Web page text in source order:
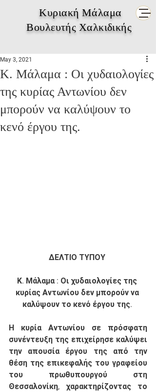
Κυριακή Μάλαμα
Βουλευτής Χαλκιδικής
Κ. Μάλαμα : Οι χυδαιολογίες
της κυρίας Αντωνίου δεν
μπορούν να καλύψουν το
κενό έργου της.
May 3, 2021
ΔΕΛΤΙΟ ΤΥΠΟΥ
Κ. Μάλαμα : Οι χυδαιολογίες της
κυρίας Αντωνίου δεν μπορούν να
καλύψουν το κενό έργου της.
Η κυρία Αντωνίου σε πρόσφατη
συνέντευξη της επιχείρησε καλύψει
την απουσία έργου της από την
θέση της επικεφαλής του γραφείου
του πρωθυπουργού στη
Θεσσαλονίκη, χαρακτηρίζοντας το